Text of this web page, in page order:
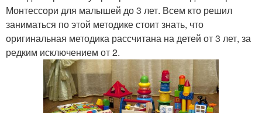
Монтессори для малышей до 3 лет. Всем кто решил
заниматься по этой методике стоит знать, что
оригинальная методика рассчитана на детей от 3 лет, за
редким исключением от 2.